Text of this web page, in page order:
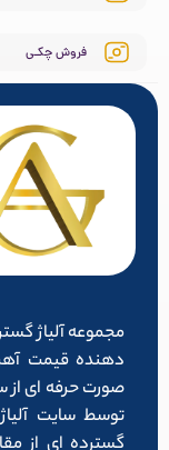
فروش چکـی
مجموعه آلیاژ
دهنده قیمت
توسط سایت